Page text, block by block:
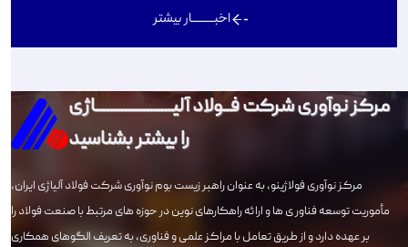
اخبــــــــار بیشتر
مرکز نوآوری شرکت فــولاد آلیـــــــــــــــــــــاژی
را بیشتر بشناسید
مرکز نوآوری فولاژینو، به عنوان راهبر زیست بوم نوآوری شرکت فولاد آلیاژی ایران،
مأموریت توسعه فناور ی ها و ارائه راهکارهای نوین در حوزه های مرتبط با صنعت فولاد را
بر عهده دارد و از طریق تعامل با مراکز علمی و فناوری، به تعریف الگوهای همکاری